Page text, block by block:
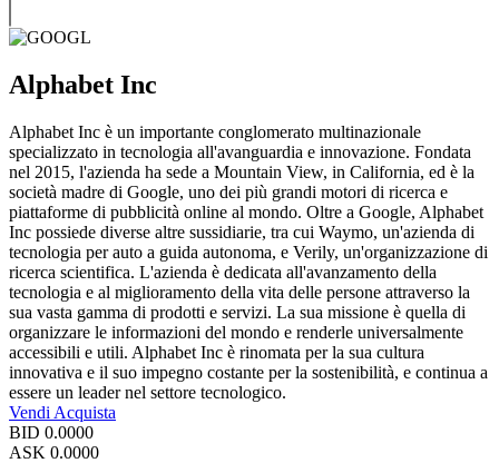
Alphabet Inc
Alphabet Inc è un importante conglomerato multinazionale
specializzato in tecnologia all'avanguardia e innovazione. Fondata
nel 2015, l'azienda ha sede a Mountain View, in California, ed è la
società madre di Google, uno dei più grandi motori di ricerca e
piattaforme di pubblicità online al mondo. Oltre a Google, Alphabet
Inc possiede diverse altre sussidiarie, tra cui Waymo, un'azienda di
tecnologia per auto a guida autonoma, e Verily, un'organizzazione di
ricerca scientifica. L'azienda è dedicata all'avanzamento della
tecnologia e al miglioramento della vita delle persone attraverso la
sua vasta gamma di prodotti e servizi. La sua missione è quella di
organizzare le informazioni del mondo e renderle universalmente
accessibili e utili. Alphabet Inc è rinomata per la sua cultura
innovativa e il suo impegno costante per la sostenibilità, e continua a
essere un leader nel settore tecnologico.
Vendi Acquista
BID 0.0000
ASK 0.0000